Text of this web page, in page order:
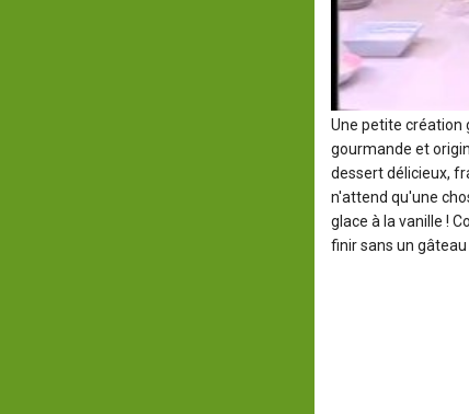
Une petite création
gourmande et
dessert délicieux,
n'attend qu'une
glace à la vanille !
finir sans un gâteau